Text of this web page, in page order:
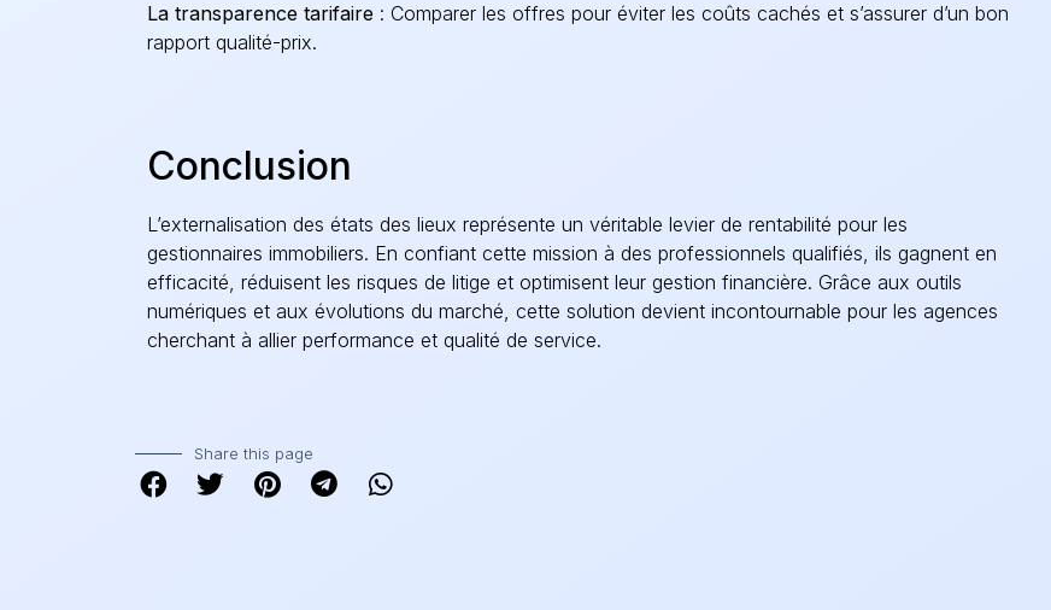
La transparence tarifaire : Comparer les offres pour éviter les coûts cachés et s’assurer d’un bon
rapport qualité-prix.
Conclusion
L’externalisation des états des lieux représente un véritable levier de rentabilité pour les
gestionnaires immobiliers. En confiant cette mission à des professionnels qualifiés, ils gagnent en
efficacité, réduisent les risques de litige et optimisent leur gestion financière. Grâce aux outils
numériques et aux évolutions du marché, cette solution devient incontournable pour les agences
cherchant à allier performance et qualité de service.
Share this page